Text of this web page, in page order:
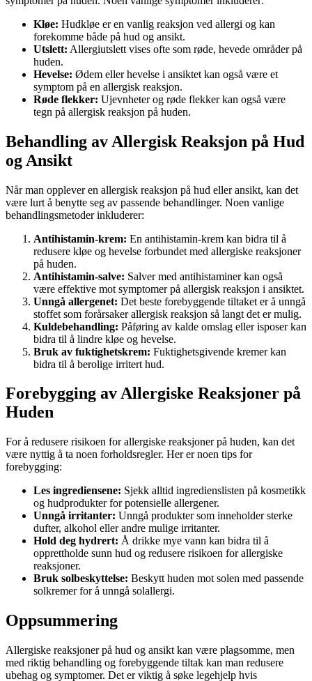
Kløe: Hudkløe er en vanlig reaksjon ved allergi og kan
forekomme både på hud og ansikt.
Utslett: Allergiutslett vises ofte som røde, hevede områder på
huden.
Hevelse: Ødem eller hevelse i ansiktet kan også være et
symptom på en allergisk reaksjon.
Røde flekker: Ujevnheter og røde flekker kan også være
tegn på allergisk reaksjon på huden.
Behandling av Allergisk Reaksjon på Hud
og Ansikt
Når man opplever en allergisk reaksjon på hud eller ansikt, kan det
være lurt å benytte seg av passende behandlinger. Noen vanlige
behandlingsmetoder inkluderer:
Antihistamin-krem: En antihistamin-krem kan bidra til å
redusere kløe og hevelse forbundet med allergiske reaksjoner
på huden.
Antihistamin-salve: Salver med antihistaminer kan også
være effektive mot symptomer på allergisk reaksjon i ansiktet.
Unngå allergenet: Det beste forebyggende tiltaket er å unngå
stoffet som forårsaker allergisk reaksjon så langt det er mulig.
Kuldebehandling: Påføring av kalde omslag eller isposer kan
bidra til å lindre kløe og hevelse.
Bruk av fuktighetskrem: Fuktighetsgivende kremer kan
bidra til å berolige irritert hud.
Forebygging av Allergiske Reaksjoner på
Huden
For å redusere risikoen for allergiske reaksjoner på huden, kan det
være nyttig å ta noen forholdsregler. Her er noen tips for
forebygging:
Les ingrediensene: Sjekk alltid ingredienslisten på kosmetikk
og hudprodukter for potensielle allergener.
Unngå irritanter: Unngå produkter som inneholder sterke
dufter, alkohol eller andre mulige irritanter.
Hold deg hydrert: Å drikke mye vann kan bidra til å
opprettholde sunn hud og redusere risikoen for allergiske
reaksjoner.
Bruk solbeskyttelse: Beskytt huden mot solen med passende
solkremer for å unngå solallergi.
Oppsummering
Allergiske reaksjoner på hud og ansikt kan være plagsomme, men
med riktig behandling og forebyggende tiltak kan man redusere
ubehag og symptomer. Det er viktig å søke legehjelp hvis